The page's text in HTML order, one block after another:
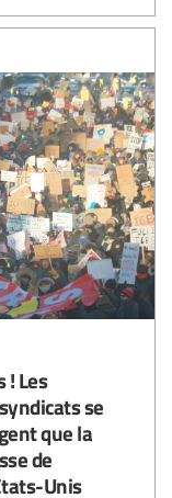
! Les
se
que la
de
Unis